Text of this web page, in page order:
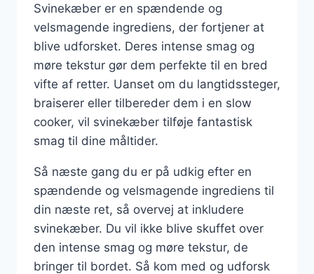
Svinekæber er en spændende og
velsmagende ingrediens, der fortjener at
blive udforsket. Deres intense smag og
møre tekstur gør dem perfekte til en bred
vifte af retter. Uanset om du langtidssteger,
braiserer eller tilbereder dem i en slow
cooker, vil svinekæber tilføje fantastisk
smag til dine måltider.
Så næste gang du er på udkig efter en
spændende og velsmagende ingrediens til
din næste ret, så overvej at inkludere
svinekæber. Du vil ikke blive skuffet over
den intense smag og møre tekstur, de
bringer til bordet. Så kom med og udforsk